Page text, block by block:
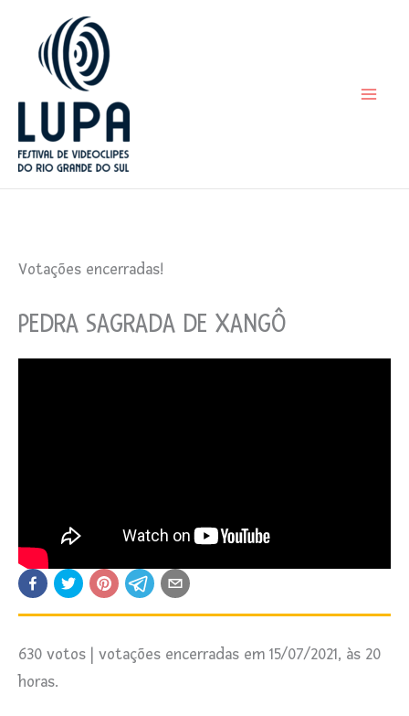
Votações encerradas!
PEDRA SAGRADA DE XANGÔ
630 votos | votações encerradas em 15/07/2021, às 20
horas.